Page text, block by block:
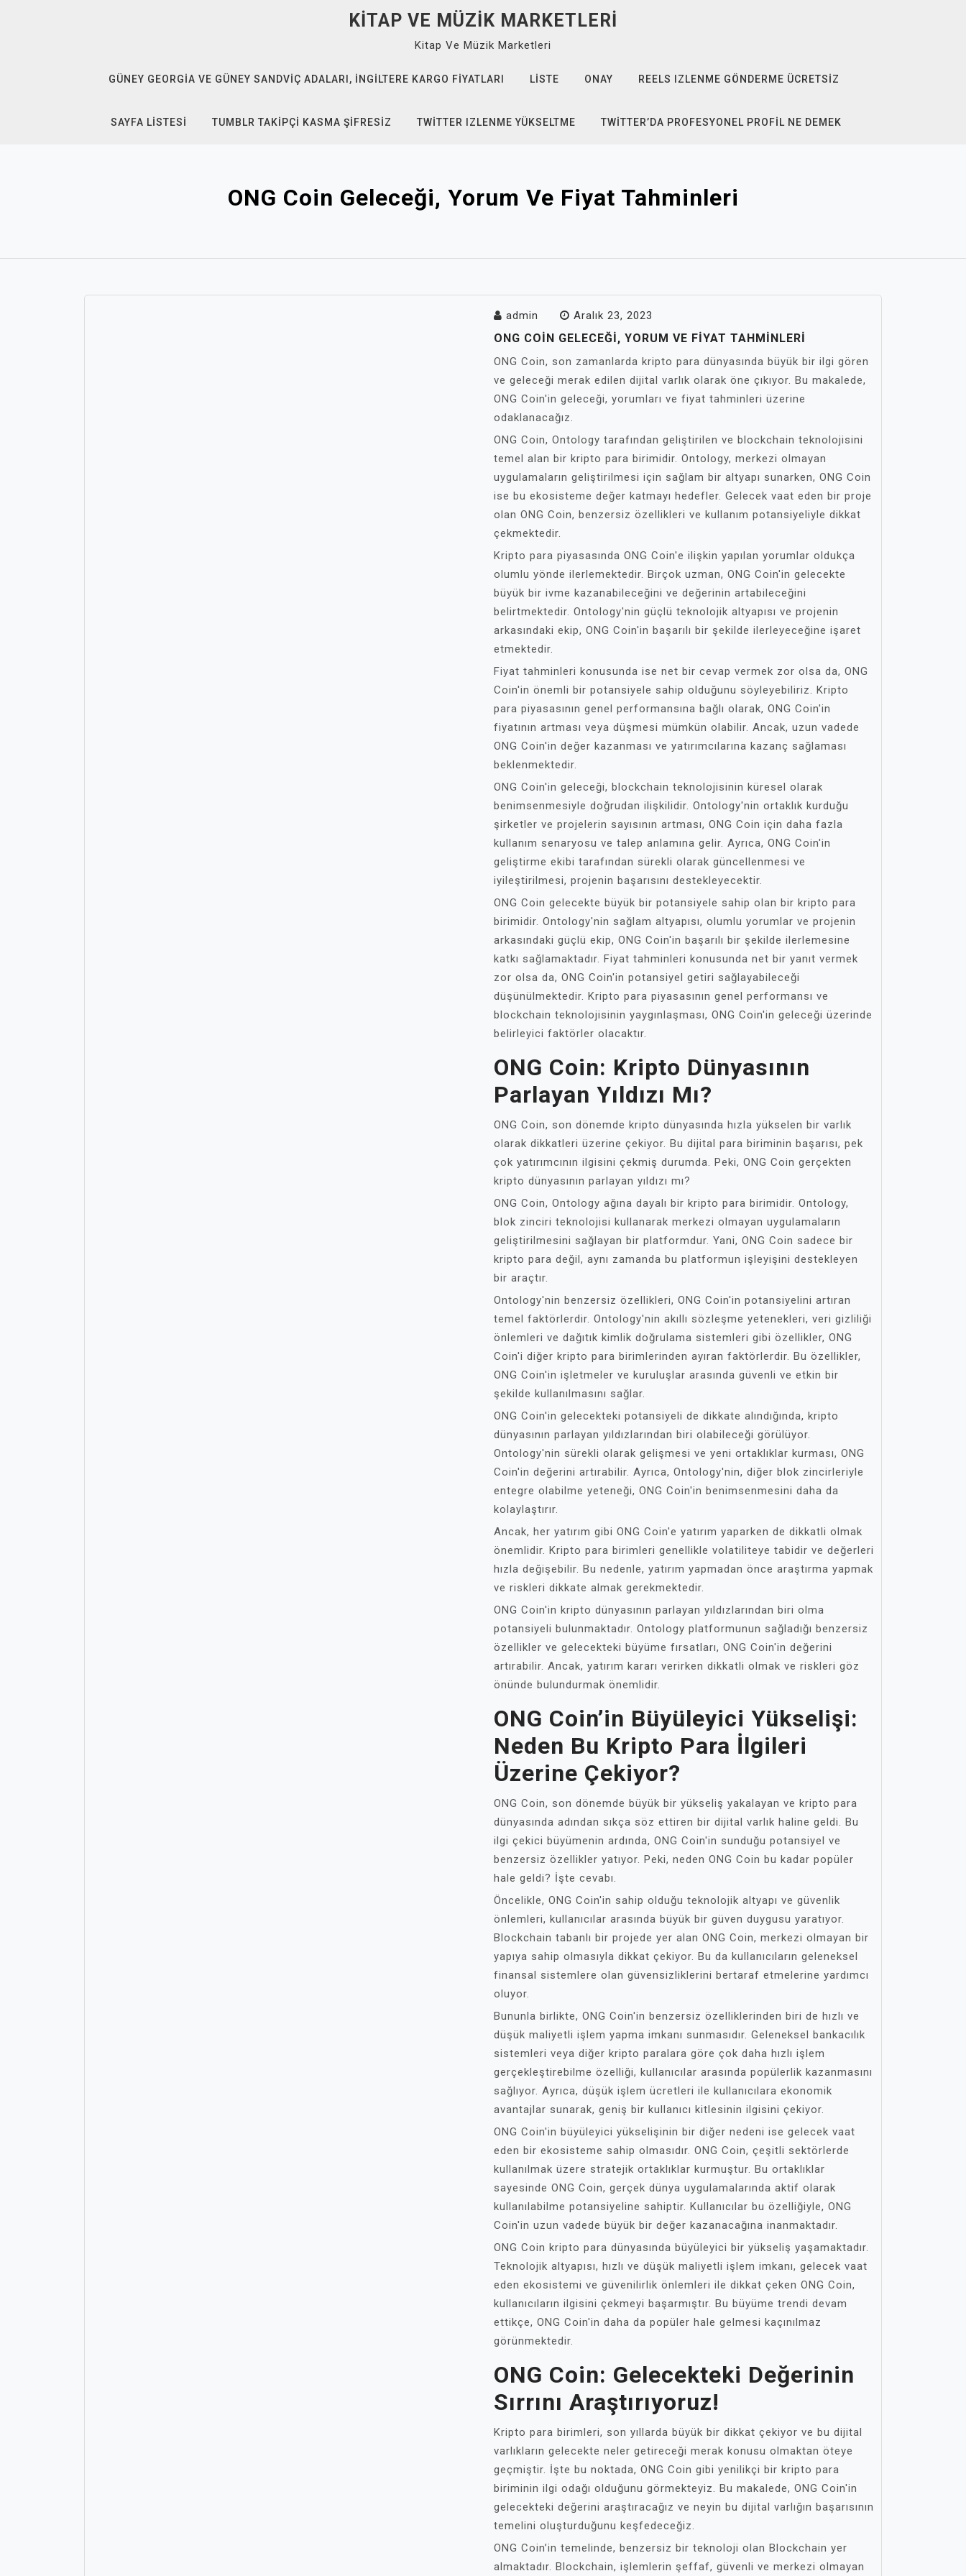
KITAP VE MÜZIK MARKETLERI
Kitap Ve Müzik Marketleri
GÜNEY GEORGIA VE GÜNEY SANDVIÇ ADALARI, İNGILTERE KARGO FIYATLARI LISTE ONAY REELS IZLENME GÖNDERME ÜCRETSIZ
SAYFA LISTESI TUMBLR TAKIPÇI KASMA ŞIFRESIZ TWITTER IZLENME YÜKSELTME TWITTER’DA PROFESYONEL PROFIL NE DEMEK
ONG Coin Geleceği, Yorum Ve Fiyat Tahminleri
admin Aralık 23, 2023
ONG COIN GELECEĞI, YORUM VE FIYAT TAHMINLERI
ONG Coin, son zamanlarda kripto para dünyasında büyük bir ilgi gören
ve geleceği merak edilen dijital varlık olarak öne çıkıyor. Bu makalede,
ONG Coin'in geleceği, yorumları ve fiyat tahminleri üzerine
odaklanacağız.
ONG Coin, Ontology tarafından geliştirilen ve blockchain teknolojisini
temel alan bir kripto para birimidir. Ontology, merkezi olmayan
uygulamaların geliştirilmesi için sağlam bir altyapı sunarken, ONG Coin
ise bu ekosisteme değer katmayı hedefler. Gelecek vaat eden bir proje
olan ONG Coin, benzersiz özellikleri ve kullanım potansiyeliyle dikkat
çekmektedir.
Kripto para piyasasında ONG Coin'e ilişkin yapılan yorumlar oldukça
olumlu yönde ilerlemektedir. Birçok uzman, ONG Coin'in gelecekte
büyük bir ivme kazanabileceğini ve değerinin artabileceğini
belirtmektedir. Ontology'nin güçlü teknolojik altyapısı ve projenin
arkasındaki ekip, ONG Coin'in başarılı bir şekilde ilerleyeceğine işaret
etmektedir.
Fiyat tahminleri konusunda ise net bir cevap vermek zor olsa da, ONG
Coin'in önemli bir potansiyele sahip olduğunu söyleyebiliriz. Kripto
para piyasasının genel performansına bağlı olarak, ONG Coin'in
fiyatının artması veya düşmesi mümkün olabilir. Ancak, uzun vadede
ONG Coin'in değer kazanması ve yatırımcılarına kazanç sağlaması
beklenmektedir.
ONG Coin'in geleceği, blockchain teknolojisinin küresel olarak
benimsenmesiyle doğrudan ilişkilidir. Ontology'nin ortaklık kurduğu
şirketler ve projelerin sayısının artması, ONG Coin için daha fazla
kullanım senaryosu ve talep anlamına gelir. Ayrıca, ONG Coin'in
geliştirme ekibi tarafından sürekli olarak güncellenmesi ve
iyileştirilmesi, projenin başarısını destekleyecektir.
ONG Coin gelecekte büyük bir potansiyele sahip olan bir kripto para
birimidir. Ontology'nin sağlam altyapısı, olumlu yorumlar ve projenin
arkasındaki güçlü ekip, ONG Coin'in başarılı bir şekilde ilerlemesine
katkı sağlamaktadır. Fiyat tahminleri konusunda net bir yanıt vermek
zor olsa da, ONG Coin'in potansiyel getiri sağlayabileceği
düşünülmektedir. Kripto para piyasasının genel performansı ve
blockchain teknolojisinin yaygınlaşması, ONG Coin'in geleceği üzerinde
belirleyici faktörler olacaktır.
ONG Coin: Kripto Dünyasının
Parlayan Yıldızı Mı?
ONG Coin, son dönemde kripto dünyasında hızla yükselen bir varlık
olarak dikkatleri üzerine çekiyor. Bu dijital para biriminin başarısı, pek
çok yatırımcının ilgisini çekmiş durumda. Peki, ONG Coin gerçekten
kripto dünyasının parlayan yıldızı mı?
ONG Coin, Ontology ağına dayalı bir kripto para birimidir. Ontology,
blok zinciri teknolojisi kullanarak merkezi olmayan uygulamaların
geliştirilmesini sağlayan bir platformdur. Yani, ONG Coin sadece bir
kripto para değil, aynı zamanda bu platformun işleyişini destekleyen
bir araçtır.
Ontology'nin benzersiz özellikleri, ONG Coin'in potansiyelini artıran
temel faktörlerdir. Ontology'nin akıllı sözleşme yetenekleri, veri gizliliği
önlemleri ve dağıtık kimlik doğrulama sistemleri gibi özellikler, ONG
Coin'i diğer kripto para birimlerinden ayıran faktörlerdir. Bu özellikler,
ONG Coin'in işletmeler ve kuruluşlar arasında güvenli ve etkin bir
şekilde kullanılmasını sağlar.
ONG Coin'in gelecekteki potansiyeli de dikkate alındığında, kripto
dünyasının parlayan yıldızlarından biri olabileceği görülüyor.
Ontology'nin sürekli olarak gelişmesi ve yeni ortaklıklar kurması, ONG
Coin'in değerini artırabilir. Ayrıca, Ontology'nin, diğer blok zincirleriyle
entegre olabilme yeteneği, ONG Coin'in benimsenmesini daha da
kolaylaştırır.
Ancak, her yatırım gibi ONG Coin'e yatırım yaparken de dikkatli olmak
önemlidir. Kripto para birimleri genellikle volatiliteye tabidir ve değerleri
hızla değişebilir. Bu nedenle, yatırım yapmadan önce araştırma yapmak
ve riskleri dikkate almak gerekmektedir.
ONG Coin'in kripto dünyasının parlayan yıldızlarından biri olma
potansiyeli bulunmaktadır. Ontology platformunun sağladığı benzersiz
özellikler ve gelecekteki büyüme fırsatları, ONG Coin'in değerini
artırabilir. Ancak, yatırım kararı verirken dikkatli olmak ve riskleri göz
önünde bulundurmak önemlidir.
ONG Coin’in Büyüleyici Yükselişi:
Neden Bu Kripto Para İlgileri
Üzerine Çekiyor?
ONG Coin, son dönemde büyük bir yükseliş yakalayan ve kripto para
dünyasında adından sıkça söz ettiren bir dijital varlık haline geldi. Bu
ilgi çekici büyümenin ardında, ONG Coin'in sunduğu potansiyel ve
benzersiz özellikler yatıyor. Peki, neden ONG Coin bu kadar popüler
hale geldi? İşte cevabı.
Öncelikle, ONG Coin'in sahip olduğu teknolojik altyapı ve güvenlik
önlemleri, kullanıcılar arasında büyük bir güven duygusu yaratıyor.
Blockchain tabanlı bir projede yer alan ONG Coin, merkezi olmayan bir
yapıya sahip olmasıyla dikkat çekiyor. Bu da kullanıcıların geleneksel
finansal sistemlere olan güvensizliklerini bertaraf etmelerine yardımcı
oluyor.
Bununla birlikte, ONG Coin'in benzersiz özelliklerinden biri de hızlı ve
düşük maliyetli işlem yapma imkanı sunmasıdır. Geleneksel bankacılık
sistemleri veya diğer kripto paralara göre çok daha hızlı işlem
gerçekleştirebilme özelliği, kullanıcılar arasında popülerlik kazanmasını
sağlıyor. Ayrıca, düşük işlem ücretleri ile kullanıcılara ekonomik
avantajlar sunarak, geniş bir kullanıcı kitlesinin ilgisini çekiyor.
ONG Coin'in büyüleyici yükselişinin bir diğer nedeni ise gelecek vaat
eden bir ekosisteme sahip olmasıdır. ONG Coin, çeşitli sektörlerde
kullanılmak üzere stratejik ortaklıklar kurmuştur. Bu ortaklıklar
sayesinde ONG Coin, gerçek dünya uygulamalarında aktif olarak
kullanılabilme potansiyeline sahiptir. Kullanıcılar bu özelliğiyle, ONG
Coin'in uzun vadede büyük bir değer kazanacağına inanmaktadır.
ONG Coin kripto para dünyasında büyüleyici bir yükseliş yaşamaktadır.
Teknolojik altyapısı, hızlı ve düşük maliyetli işlem imkanı, gelecek vaat
eden ekosistemi ve güvenilirlik önlemleri ile dikkat çeken ONG Coin,
kullanıcıların ilgisini çekmeyi başarmıştır. Bu büyüme trendi devam
ettikçe, ONG Coin'in daha da popüler hale gelmesi kaçınılmaz
görünmektedir.
ONG Coin: Gelecekteki Değerinin
Sırrını Araştırıyoruz!
Kripto para birimleri, son yıllarda büyük bir dikkat çekiyor ve bu dijital
varlıkların gelecekte neler getireceği merak konusu olmaktan öteye
geçmiştir. İşte bu noktada, ONG Coin gibi yenilikçi bir kripto para
biriminin ilgi odağı olduğunu görmekteyiz. Bu makalede, ONG Coin'in
gelecekteki değerini araştıracağız ve neyin bu dijital varlığın başarısının
temelini oluşturduğunu keşfedeceğiz.
ONG Coin’in temelinde, benzersiz bir teknoloji olan Blockchain yer
almaktadır. Blockchain, işlemlerin şeffaf, güvenli ve merkezi olmayan